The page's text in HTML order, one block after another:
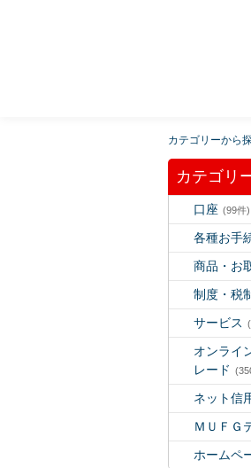
カテゴリーから
カテゴリ
口座 (99件)
各種お手
商品・お
制度・税
サービス
オンライ
レード
ネット信
ＭＵＦＧ
ホームペ